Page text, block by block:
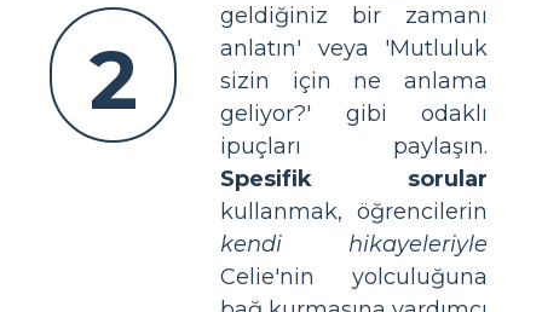
2
geldiğiniz bir zamanı
anlatın' veya 'Mutluluk
sizin için ne anlama
geliyor?' gibi odaklı
ipuçları paylaşın.
Spesifik sorular
kullanmak, öğrencilerin
kendi hikayeleriyle
Celie'nin yolculuğuna